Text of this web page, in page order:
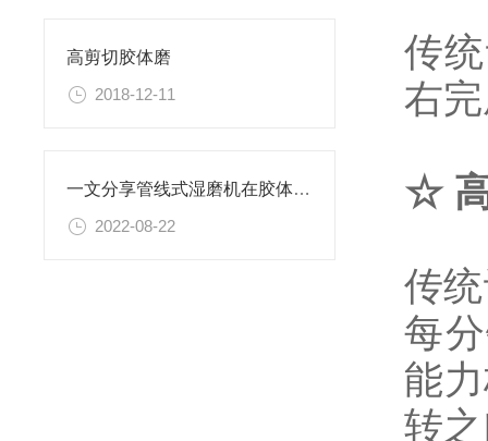
高剪切胶体磨
2018-12-11
一文分享管线式湿磨机在胶体生产中有什么作用？
2022-08-22
传
右
☆
传
每
能
转